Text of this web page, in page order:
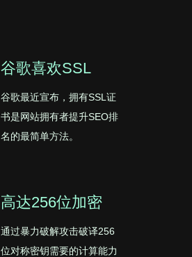
谷歌喜欢SSL
谷歌最近宣布，拥有SSL证
书是网站拥有者提升SEO排
名的最简单方法。
高达256位加密
通过暴力破解攻击破译256
位对称密钥需要的计算能力